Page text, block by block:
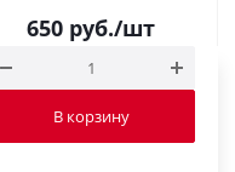
650 руб./шт
В корзину